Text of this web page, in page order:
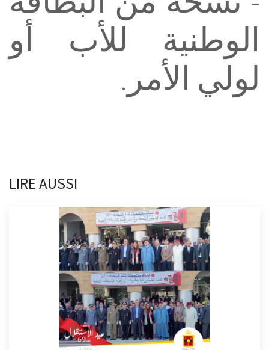
الوطنية للأب أو
لولي الأمر.
LIRE AUSSI